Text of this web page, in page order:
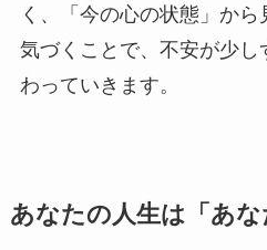
く、「今の心の状態」か
気づくことで、不安が少
わっていきます。
あなたの人生は「あな